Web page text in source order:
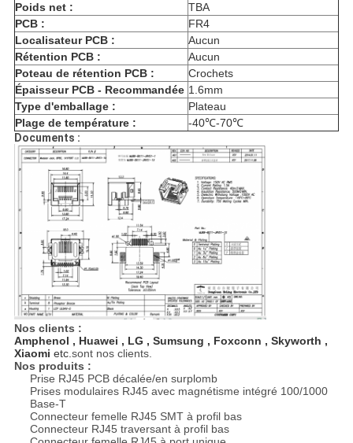
Poids net :
TBA
PCB :
FR4
Localisateur PCB :
Aucun
Rétention PCB :
Aucun
Poteau de rétention PCB :
Crochets
Épaisseur PCB - Recommandée 1.6mm
Type d'emballage :
Plateau
Plage de température :
-40℃-70℃
Documents :
Nos clients :
Amphenol , Huawei , LG , Sumsung , Foxconn , Skyworth ,
Xiaomi etc. sont nos clients.
Nos produits :
Prise RJ45 PCB décalée/en surplomb
Prises modulaires RJ45 avec magnétisme intégré 100/1000
Base-T
Connecteur femelle RJ45 SMT à profil bas
Connecteur RJ45 traversant à profil bas